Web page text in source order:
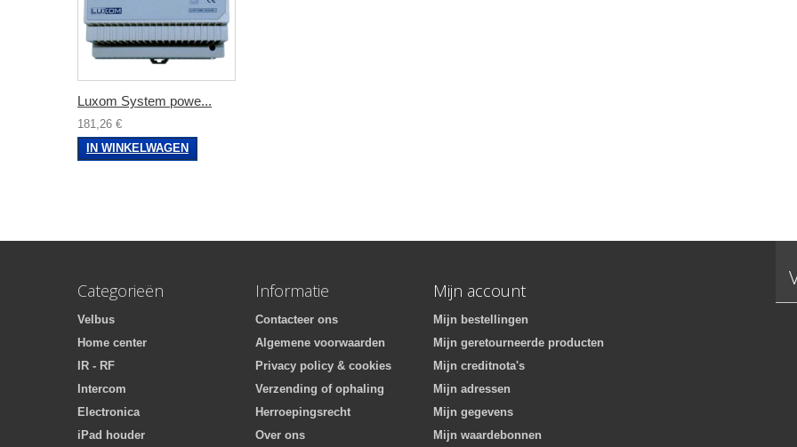
Luxom System powe...
181,26 €
IN WINKELWAGEN
Categorieën
Velbus
Home center
IR - RF
Intercom
Electronica
iPad houder
Informatie
Contacteer ons
Algemene voorwaarden
Privacy policy & cookies
Verzending of ophaling
Herroepingsrecht
Over ons
Mijn account
Mijn bestellingen
Mijn geretourneerde producten
Mijn creditnota's
Mijn adressen
Mijn gegevens
Mijn waardebonnen